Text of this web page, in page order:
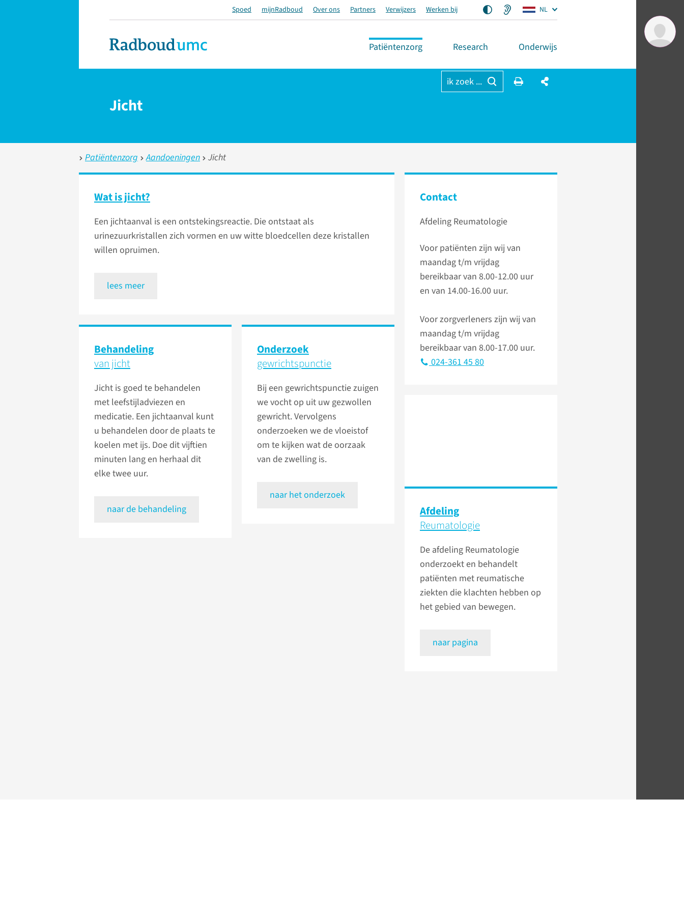
Spoed mijnRadboud Over ons Partners Verwijzers Werken bij NL
Patiëntenzorg Research Onderwijs
ik zoek ...
Jicht
Patiëntenzorg Aandoeningen Jicht
Wat is jicht?
Een jichtaanval is een ontstekingsreactie. Die ontstaat als
urinezuurkristallen zich vormen en uw witte bloedcellen deze kristallen
willen opruimen.
lees meer
Contact
Afdeling Reumatologie
Voor patiënten zijn wij van
maandag t/m vrijdag
bereikbaar van 8.00-12.00 uur
en van 14.00-16.00 uur.
Voor zorgverleners zijn wij van
maandag t/m vrijdag
bereikbaar van 8.00-17.00 uur.
024-361 45 80
Behandeling
van jicht
Jicht is goed te behandelen
met leefstijladviezen en
medicatie. Een jichtaanval kunt
u behandelen door de plaats te
koelen met ijs. Doe dit vijftien
minuten lang en herhaal dit
elke twee uur.
naar de behandeling
Onderzoek
gewrichts­punctie
Bij een gewrichtspunctie zuigen
we vocht op uit uw gezwollen
gewricht. Vervolgens
onderzoeken we de vloeistof
om te kijken wat de oorzaak
van de zwelling is.
naar het onderzoek
Afdeling
Reumatologie
De afdeling Reumatologie
onderzoekt en behandelt
patiënten met reumatische
ziekten die klachten hebben op
het gebied van bewegen.
naar pagina